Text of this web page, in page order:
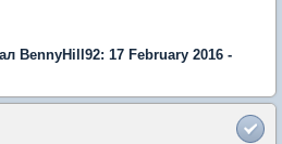
BennyHill92: 17 February 2016 -